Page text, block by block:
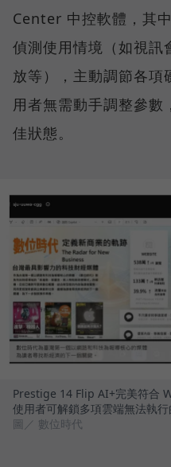
Center 中控軟體，其
偵測使用情境（如視訊
放等），主動調節各項
用者無需動手調整參數
佳狀態。
Prestige 14 Flip AI+完美符合
使用者可解鎖多項雲端無法執
圖／ 數位時代